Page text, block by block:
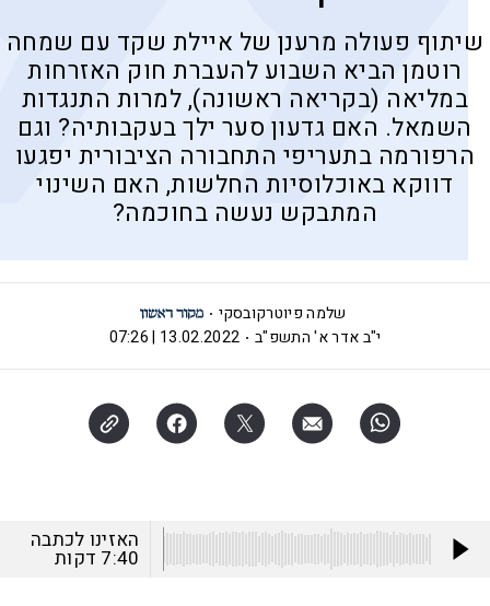
שיתוף פעולה מרענן של איילת שקד עם שמחה
רוטמן הביא השבוע להעברת חוק האזרחות
במליאה (בקריאה ראשונה), למרות התנגדות
השמאל. האם גדעון סער ילך בעקבותיה? וגם
הרפורמה בתעריפי התחבורה הציבורית יפגעו
דווקא באוכלוסיות החלשות, האם השינוי
המתבקש נעשה בחוכמה?
שלמה פיוטרקובסקי
י"ב אדר א' התשפ"ב
13.02.2022 | 07:26
האזינו לכתבה
7:40 דקות